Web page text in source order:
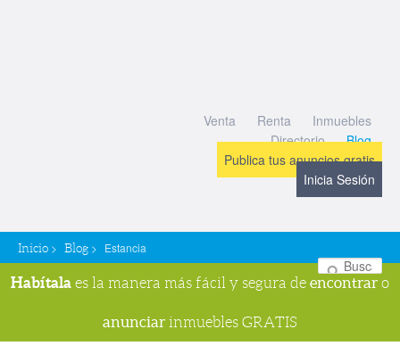
Venta Renta
Inmuebles
Directorio
Blog
Publica tus anuncios gratis
Inicia Sesión
Inicio > Blog > Estancia
Habítala es la manera más fácil y segura de encontrar o
anunciar inmuebles GRATIS